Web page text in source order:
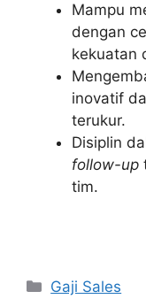
Mampu
dengan
kekuatan
inovatif
terukur.
Disiplin
follow-up
tim.
Kategori
Gaji Sales